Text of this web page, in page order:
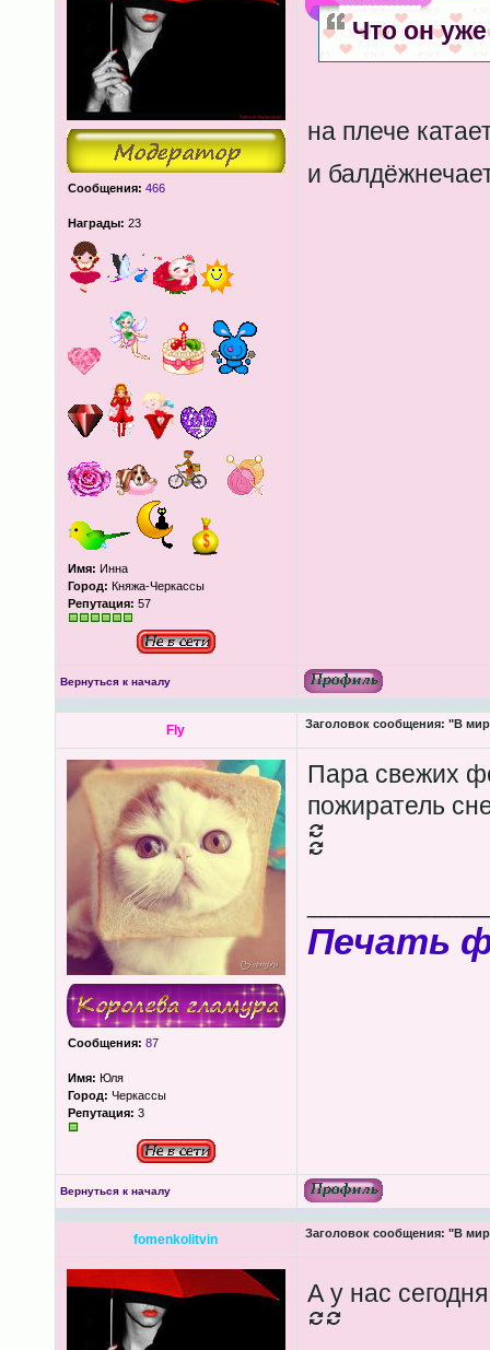
Сообщения: 466
Награды: 23
Имя: Инна
Город: Княжа-Черкассы
Репутация: 57
Что он
на плече
и
Вернуться к началу
Fly Заголовок сообщения: "В
Сообщения: 87
Имя: Юля
Город: Черкассы
Репутация: 3
Пара свежих
пожиратель
Печать
Вернуться к началу
fomenkolitvin Заголовок сообщения: "В
А у нас